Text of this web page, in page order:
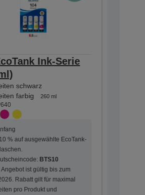
Ink-Serie
schwarz
farbig
260 ml
% auf ausgewählte EcoTank-
BTS10
Angebot ist gültig bis zum
Rabatt gilt für maximal
pro Produkt und